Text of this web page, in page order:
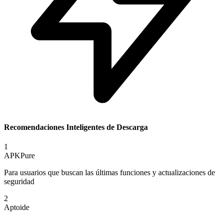
Recomendaciones Inteligentes de Descarga
1
APKPure
Para usuarios que buscan las últimas funciones y actualizaciones de
seguridad
2
Aptoide